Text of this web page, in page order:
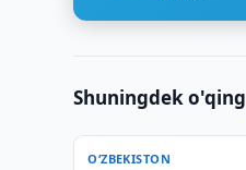
Shuningdek o'qing
O‘ZBEKISTON